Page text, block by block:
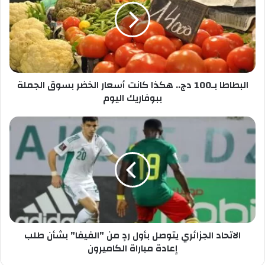
ل
ا
ل
خ
ا
ص
ط
ا
ط
ا
ب
ـ
د
ج
.
.
ك
ذ
ا
ك
البطاطا بـ100 دج.. هكذا كانت أسعار الخضر بسوق الجملة
ببوفاريك اليوم
ا
ل
ا
ت
ا
د
ا
ل
الاتحاد الجزائري يتوصل بأول ردٍ من "الفيفا" بشأن طلب
إعادة مباراة الكاميرون